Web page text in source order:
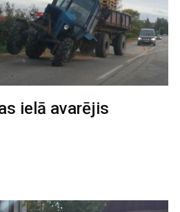
ielā avarējis